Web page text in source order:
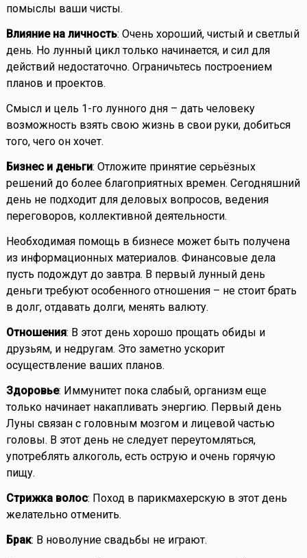
помыслы ваши чисты.
Влияние на личность: Очень хороший, чистый и светлый
день. Но лунный цикл только начинается, и сил для
действий недостаточно. Ограничьтесь построением
планов и проектов.
Смысл и цель 1-го лунного дня – дать человеку
возможность взять свою жизнь в свои руки, добиться
того, чего он хочет.
Бизнес и деньги: Отложите принятие серьёзных
решений до более благоприятных времен. Сегодняшний
день не подходит для деловых вопросов, ведения
переговоров, коллективной деятельности.
Необходимая помощь в бизнесе может быть получена
из информационных материалов. Финансовые дела
пусть подождут до завтра. В первый лунный день
деньги требуют особенного отношения – не стоит брать
в долг, отдавать долги, менять валюту.
Отношения: В этот день хорошо прощать обиды и
друзьям, и недругам. Это заметно ускорит
осуществление ваших планов.
Здоровье: Иммунитет пока слабый, организм еще
только начинает накапливать энергию. Первый день
Луны связан с головным мозгом и лицевой частью
головы. В этот день не следует переутомляться,
употреблять алкоголь, есть острую и очень горячую
пищу.
Стрижка волос: Поход в парикмахерскую в этот день
желательно отменить.
Брак: В новолуние свадьбы не играют.